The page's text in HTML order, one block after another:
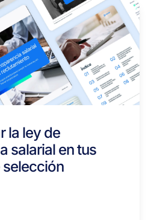
la ley de
salarial en tus